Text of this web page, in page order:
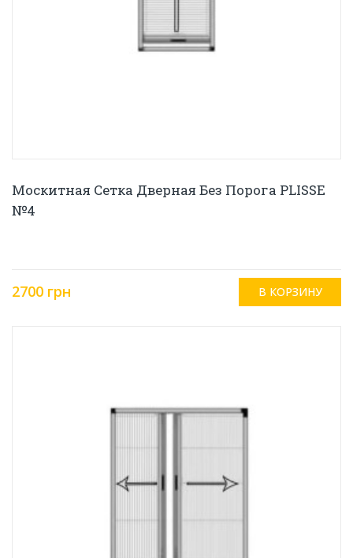
Москитная Сетка Дверная Без Порога PLISSE
№4
2700 грн